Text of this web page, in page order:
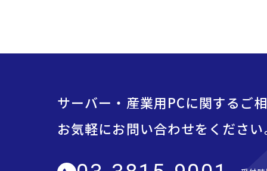
サーバー・産業用PCに関するご
お気軽にお問い合わせをください